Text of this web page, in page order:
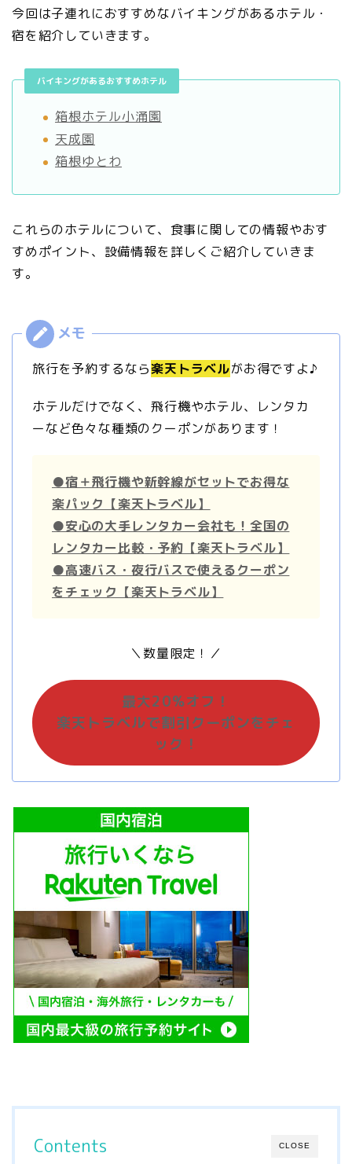
今回は子連れにおすすめなバイキングがあるホテル・
宿を紹介していきます。
バイキングがあるおすすめホテル
箱根ホテル小涌園
天成園
箱根ゆとわ
これらのホテルについて、食事に関しての情報やおす
すめポイント、設備情報を詳しくご紹介していきま
す。
旅行を予約するなら楽天トラベルがお得ですよ♪
ホテルだけでなく、飛行機やホテル、レンタカ
ーなど色々な種類のクーポンがあります！
●宿＋飛行機や新幹線がセットでお得な
楽パック【楽天トラベル】
●安心の大手レンタカー会社も！全国の
レンタカー比較・予約【楽天トラベル】
●高速バス・夜行バスで使えるクーポン
をチェック【楽天トラベル】
＼数量限定！／
最大20%オフ！
楽天トラベルで割引クーポンをチェ
ック！
CLOSE
Contents